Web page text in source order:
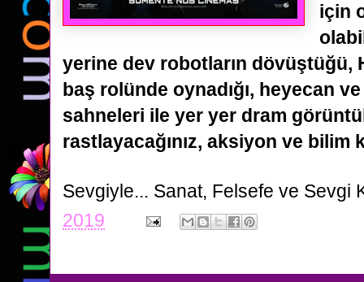
için
yerine dev robotların dövüştüğü,
baş rolünde oynadığı, heyecan
sahneleri ile yer yer dram
rastlayacağınız, aksiyon ve bilim
Sevgiyle... Sanat, Felsefe ve Sevgi
2019